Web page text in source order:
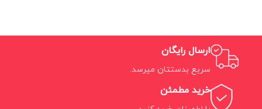
ارسال رایگان
سریع بدستتان میرسد.
خرید مطمئن